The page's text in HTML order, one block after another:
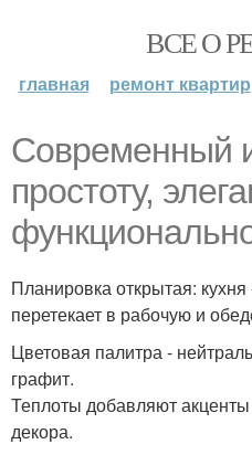
ВСЕ О
главная ремонт квартир
Современный
простоту,
Планировка открытая:
перетекает в рабочую и
Цветовая палитра -
графит.
Теплоты добавляют акценты
декора.